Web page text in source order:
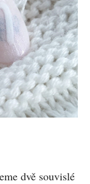
dvě souvislé